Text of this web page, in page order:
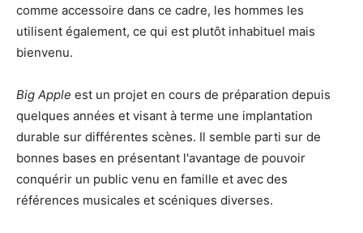
comme accessoire dans ce cadre, les hommes les
utilisent également, ce qui est plutôt inhabituel mais
bienvenu.
Big Apple est un projet en cours de préparation depuis
quelques années et visant à terme une implantation
durable sur différentes scènes. Il semble parti sur de
bonnes bases en présentant l'avantage de pouvoir
conquérir un public venu en famille et avec des
références musicales et scéniques diverses.